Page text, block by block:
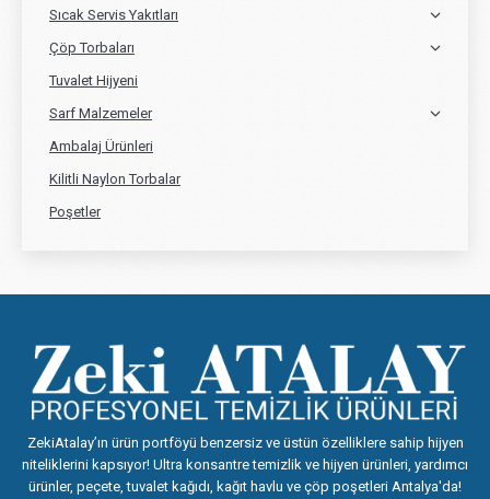
Sıcak Servis Yakıtları
Çöp Torbaları
Tuvalet Hijyeni
Sarf Malzemeler
Ambalaj Ürünleri
Kilitli Naylon Torbalar
Poşetler
ZekiAtalay’ın ürün portföyü benzersiz ve üstün özelliklere sahip hijyen
niteliklerini kapsıyor! Ultra konsantre temizlik ve hijyen ürünleri, yardımcı
ürünler, peçete, tuvalet kağıdı, kağıt havlu ve çöp poşetleri Antalya'da!